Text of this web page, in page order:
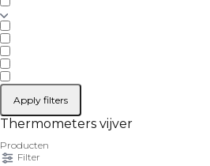
Apply filters
Thermometers vijver
Producten
Filter